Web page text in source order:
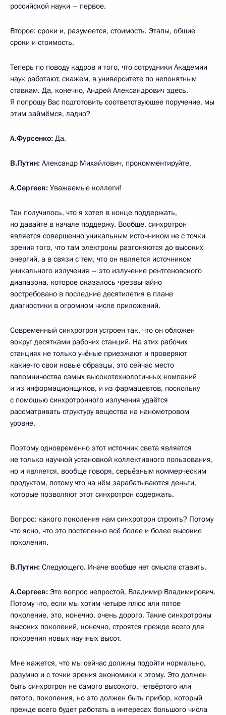
российской науки – первое.
Второе: сроки и, разумеется, стоимость. Этапы, общие
сроки и стоимость.
Теперь по поводу кадров и того, что сотрудники Академии
наук работают, скажем, в университете по непонятным
ставкам. Да, конечно, Андрей Александрович здесь.
Я попрошу Вас подготовить соответствующее поручение, мы
этим займёмся, ладно?
А.Фурсенко: Да.
В.Путин: Александр Михайлович, прокомментируйте.
А.Сергеев: Уважаемые коллеги!
Так получилось, что я хотел в конце поддержать,
но давайте в начале поддержу. Вообще, синхротрон
является совершенно уникальным источником не с точки
зрения того, что там электроны разгоняются до высоких
энергий, а в связи с тем, что он является источником
уникального излучения – это излучение рентгеновского
диапазона, которое оказалось чрезвычайно
востребовано в последние десятилетия в плане
диагностики в огромном числе приложений.
Современный синхротрон устроен так, что он обложен
вокруг десятками рабочих станций. На этих рабочих
станциях не только учёные приезжают и проверяют
какие‑то свои новые образцы, это сейчас место
паломничества самых высокотехнологичных компаний
и из информационщиков, и из фармацевтов, поскольку
с помощью синхротронного излучения удаётся
рассматривать структуру вещества на нанометровом
уровне.
Поэтому одновременно этот источник света является
не только научной установкой коллективного пользования,
но и является, вообще говоря, серьёзным коммерческим
продуктом, потому что на нём зарабатываются деньги,
которые позволяют этот синхротрон содержать.
Вопрос: какого поколения нам синхротрон строить? Потому
что ясно, что это постепенно всё более и более высокие
поколения.
В.Путин: Следующего. Иначе вообще нет смысла ставить.
А.Сергеев: Это вопрос непростой, Владимир Владимирович.
Потому что, если мы хотим четыре плюс или пятое
поколение, это, конечно, очень дорого. Такие синхротроны
высоких поколений, конечно, строятся прежде всего для
покорения новых научных высот.
Мне кажется, что мы сейчас должны подойти нормально,
разумно и с точки зрения экономики к этому. Это должен
быть синхротрон не самого высокого, четвёртого или
пятого, поколения, но это должен быть прибор, который
прежде всего будет работать в интересах большого числа